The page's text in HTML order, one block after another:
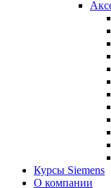
Курсы Siemens
О компании